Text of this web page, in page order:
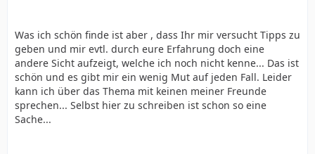
Was ich schön finde ist aber , dass Ihr mir versucht Tipps zu
geben und mir evtl. durch eure Erfahrung doch eine
andere Sicht aufzeigt, welche ich noch nicht kenne... Das ist
schön und es gibt mir ein wenig Mut auf jeden Fall. Leider
kann ich über das Thema mit keinen meiner Freunde
sprechen... Selbst hier zu schreiben ist schon so eine
Sache...